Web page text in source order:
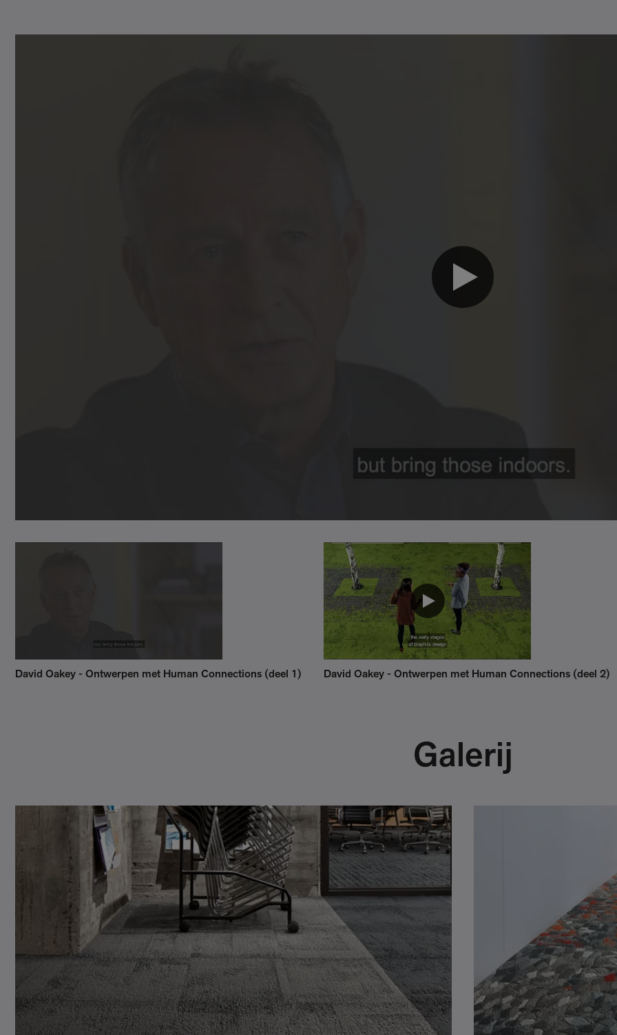
David Oakey - Ontwerpen met Human Connections (deel 1) David Oakey - Ontwerpen met Human Connections (deel 2)
Galerij